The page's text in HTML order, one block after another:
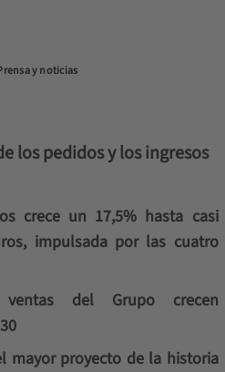
y noticias
los pedidos y los ingresos
crece un 17,5% hasta casi
impulsada por las cuatro
del Grupo crecen
mayor proyecto de la historia